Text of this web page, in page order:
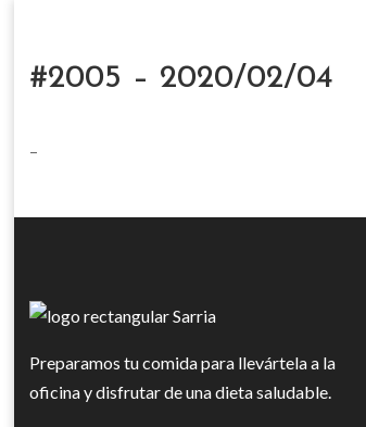
#2005 – 2020/02/04
–
Preparamos tu comida para llevártela a la
oficina y disfrutar de una dieta saludable.